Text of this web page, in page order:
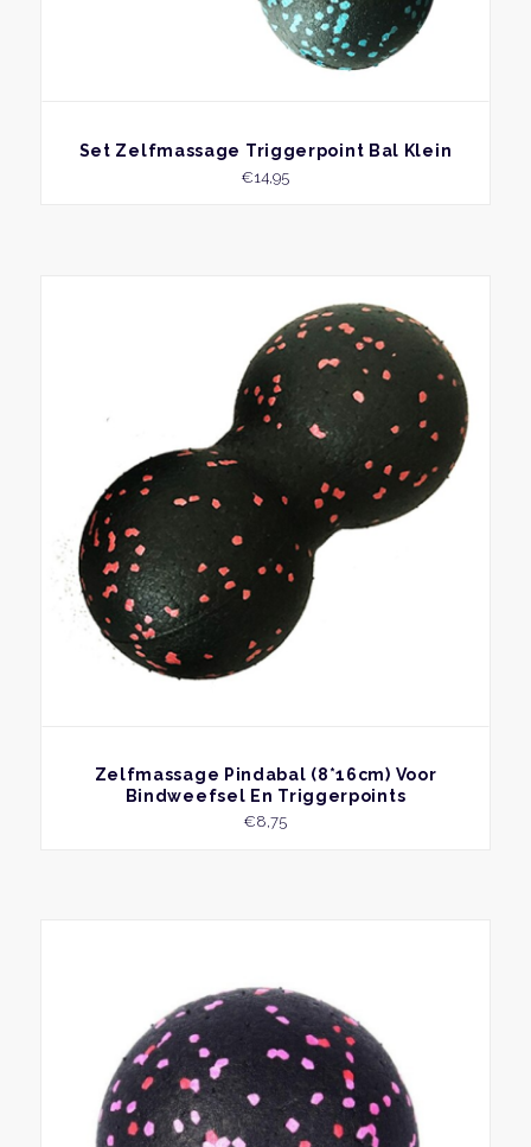
BEKIJK
Set Zelfmassage Triggerpoint Bal Klein
€14,95
BEKIJK
Zelfmassage Pindabal (8*16cm) Voor
Bindweefsel En Triggerpoints
€8,75